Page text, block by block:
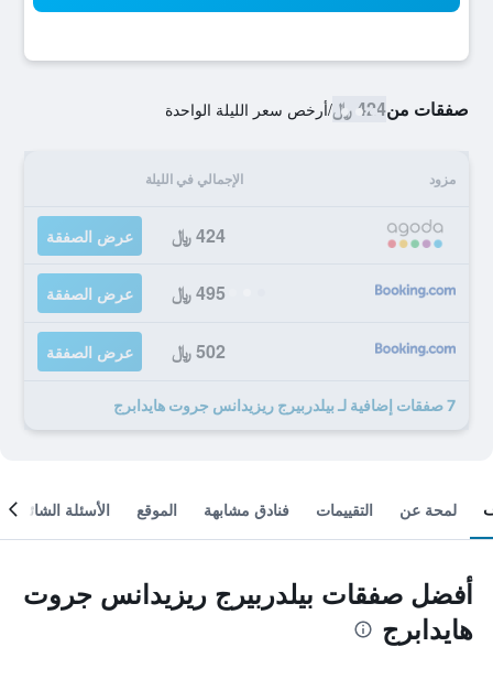
صفقات من424 ﷼ /أرخص سعر الليلة الواحدة
مزود الإجمالي في الليلة
424 ﷼ عرض الصفقة
495 ﷼ عرض الصفقة
502 ﷼ عرض الصفقة
7 صفقات إضافية لـ بيلدربيرج ريزيدانس جروت هايدابرج
لمحة عن التقييمات فنادق مشابهة الموقع الأسئلة الشائعة
أفضل صفقات بيلدربيرج ريزيدانس جروت
هايدابرج